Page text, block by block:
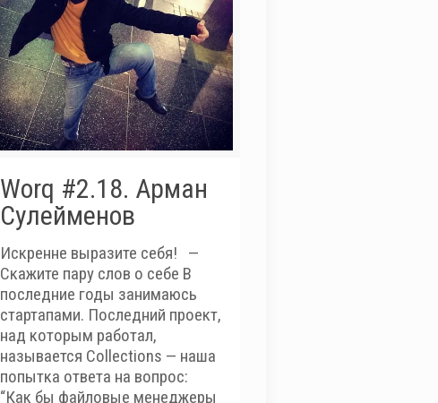
Worq #2.18. Арман
Сулейменов
Искренне выразите себя! —
Скажите пару слов о себе В
последние годы занимаюсь
стартапами. Последний проект,
над которым работал,
называется Collections — наша
попытка ответа на вопрос:
“Как бы файловые менеджеры